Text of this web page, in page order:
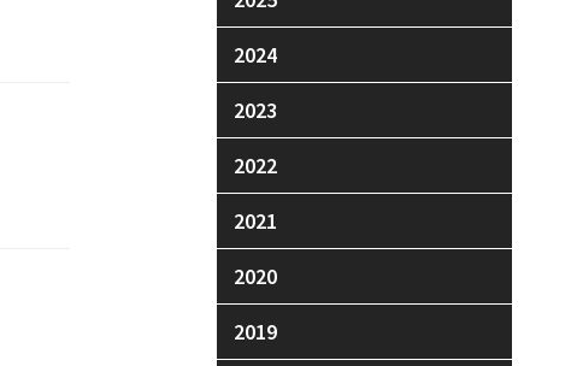
2024
2023
2022
2021
2020
2019